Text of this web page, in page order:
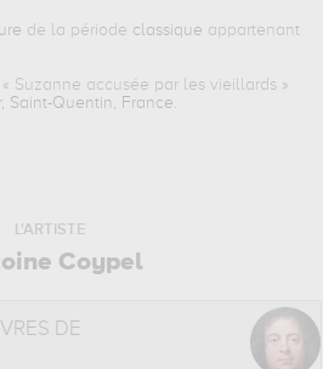
de la période classique appartenant
Suzanne accusée par les vieillards »
Saint-Quentin, France.
L'ARTISTE
Coypel
DE